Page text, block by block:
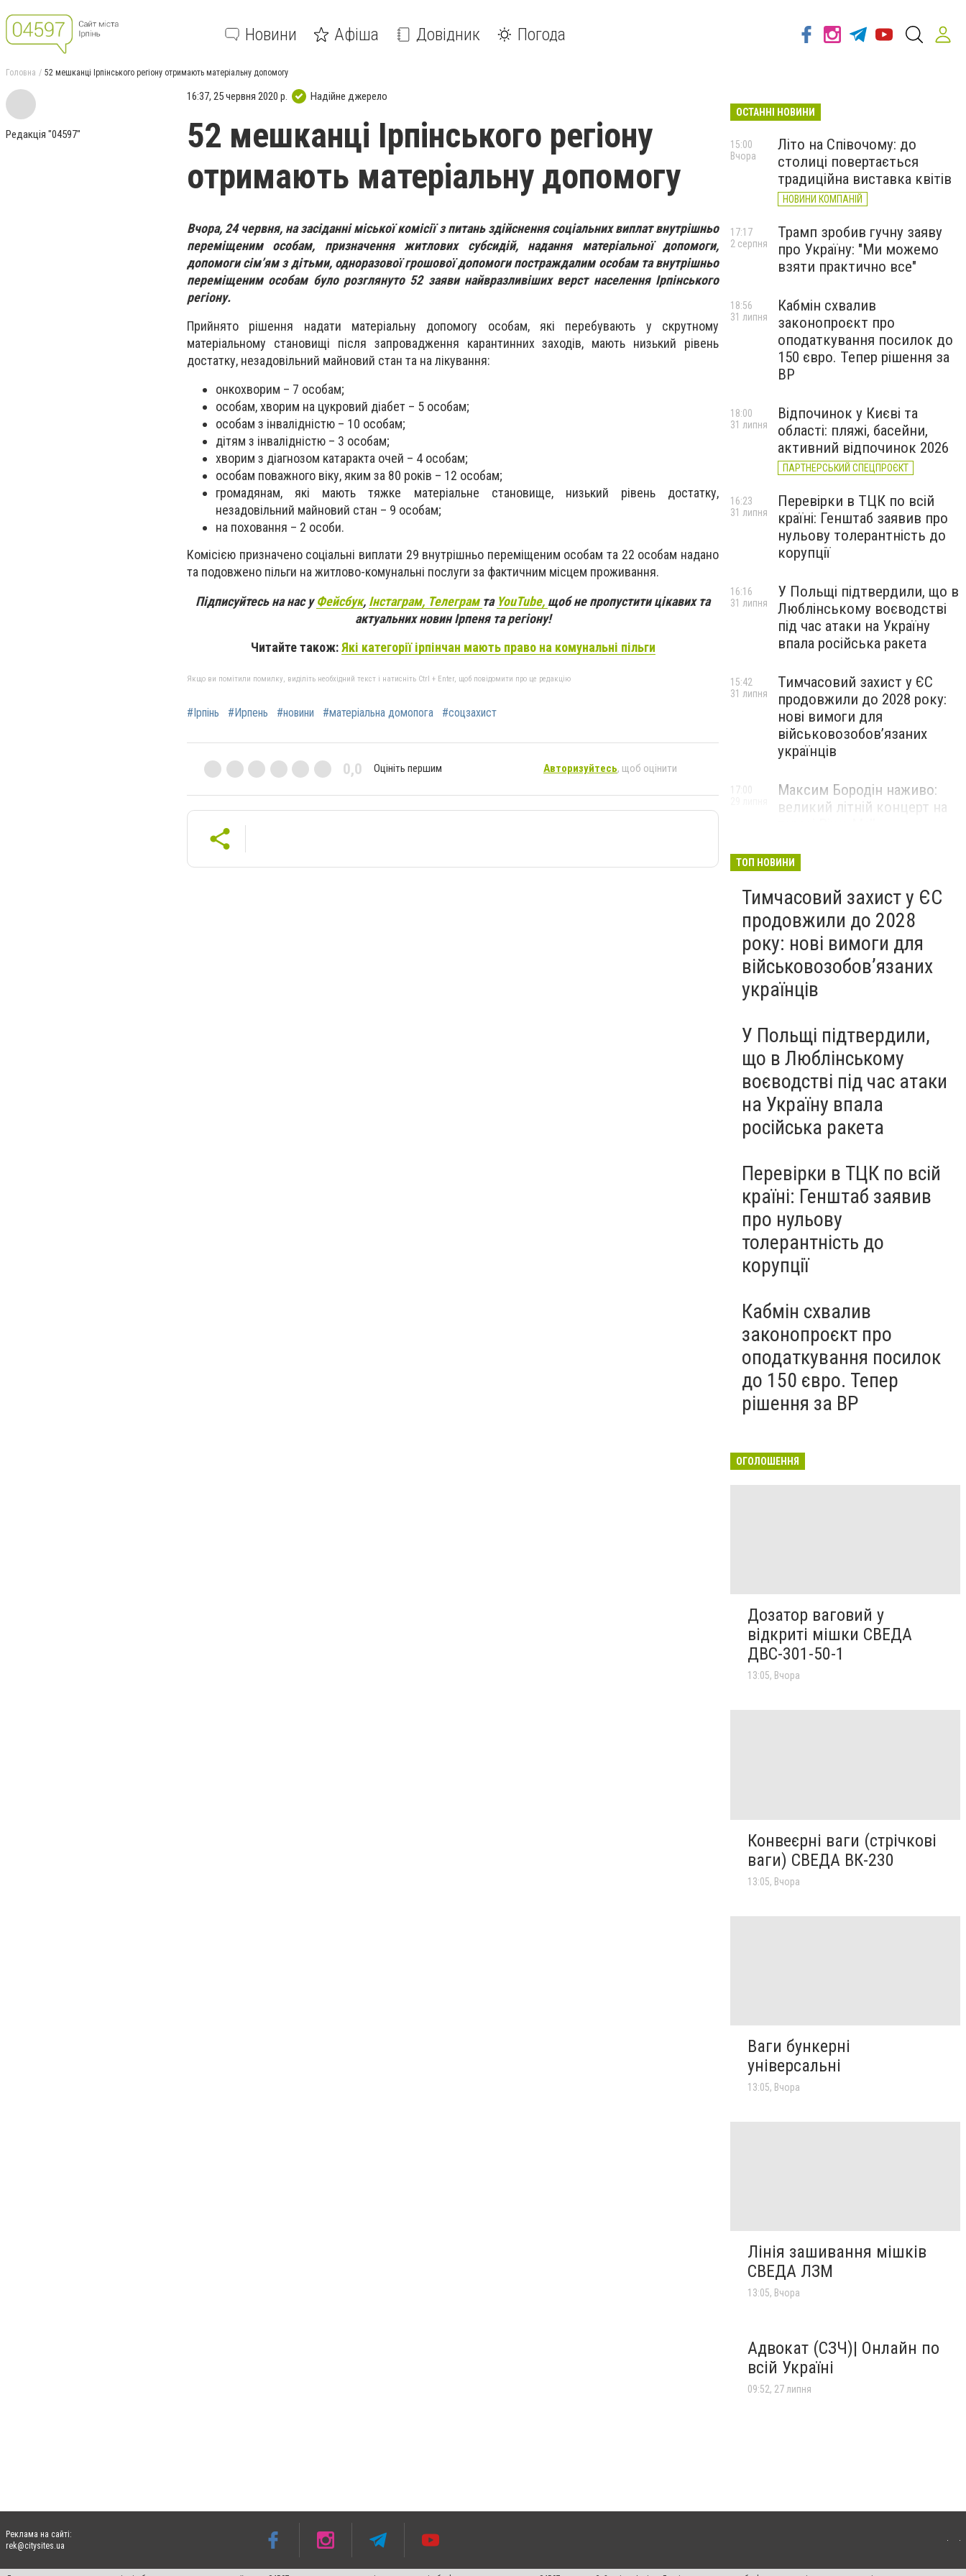
Новини Афіша Довідник Погода
Головна 52 мешканці Ірпінського регіону отримають матеріальну допомогу
Редакція "04597"
16:37, 25 червня 2020 р. Надійне джерело
52 мешканці Ірпінського регіону
отримають матеріальну допомогу
Вчора, 24 червня, на засіданні міської комісії з питань здійснення соціальних виплат внутрішньо
переміщеним особам, призначення житлових субсидій, надання матеріальної допомоги,
допомоги сім’ям з дітьми, одноразової грошової допомоги постраждалим особам та внутрішньо
переміщеним особам було розглянуто 52 заяви найвразливіших верст населення Ірпінського
регіону.
Прийнято рішення надати матеріальну допомогу особам, які перебувають у скрутному
матеріальному становищі після запровадження карантинних заходів, мають низький рівень
достатку, незадовільний майновий стан та на лікування:
онкохворим – 7 особам;
особам, хворим на цукровий діабет – 5 особам;
особам з інвалідністю – 10 особам;
дітям з інвалідністю – 3 особам;
хворим з діагнозом катаракта очей – 4 особам;
особам поважного віку, яким за 80 років – 12 особам;
громадянам, які мають тяжке матеріальне становище, низький рівень достатку,
незадовільний майновий стан – 9 особам;
на поховання – 2 особи.
Комісією призначено соціальні виплати 29 внутрішньо переміщеним особам та 22 особам надано
та подовжено пільги на житлово-комунальні послуги за фактичним місцем проживання.
Підписуйтесь на нас уФейсбук, Інстаграм, Телеграм та YouTube, щоб не пропустити цікавих та
актуальних новин Ірпеня та регіону!
Читайте також:Які категорії ірпінчан мають право на комунальні пільги
Якщо ви помітили помилку, виділіть необхідний текст і натисніть Ctrl + Enter, щоб повідомити про це редакцію
#Ірпінь #Ирпень #новини #матеріальна домопога #соцзахист
0,0 Оцініть першим Авторизуйтесь, щоб оцінити
ОСТАННІ НОВИНИ
Літо на Співочому: до
столиці повертається
традиційна виставка квітів
НОВИНИ КОМПАНІЙ
15:00
Вчора
Трамп зробив гучну заяву
про Україну: "Ми можемо
взяти практично все"
17:17
2 серпня
Кабмін схвалив
законопроєкт про
оподаткування посилок до
150 євро. Тепер рішення за
ВР
18:56
31 липня
Відпочинок у Києві та
області: пляжі, басейни,
активний відпочинок 2026
ПАРТНЕРСЬКИЙ СПЕЦПРОЄКТ
18:00
31 липня
Перевірки в ТЦК по всій
країні: Генштаб заявив про
нульову толерантність до
корупції
16:23
31 липня
У Польщі підтвердили, що в
Люблінському воєводстві
під час атаки на Україну
впала російська ракета
16:16
31 липня
Тимчасовий захист у ЄС
продовжили до 2028 року:
нові вимоги для
військовозобов’язаних
українців
15:42
31 липня
Максим Бородін наживо:
великий літній концерт на
17:00
ТОП НОВИНИ
Тимчасовий захист у ЄС
продовжили до 2028
року: нові вимоги для
військовозобов’язаних
українців
У Польщі підтвердили,
що в Люблінському
воєводстві під час атаки
на Україну впала
російська ракета
Перевірки в ТЦК по всій
країні: Генштаб заявив
про нульову
толерантність до
корупції
Кабмін схвалив
законопроєкт про
оподаткування посилок
до 150 євро. Тепер
рішення за ВР
ОГОЛОШЕННЯ
Дозатор ваговий у
відкриті мішки СВЕДА
ДВС-301-50-1
13:05, Вчора
Конвеєрні ваги (стрічкові
ваги) СВЕДА ВК-230
13:05, Вчора
Ваги бункерні
універсальні
13:05, Вчора
Лінія зашивання мішків
СВЕДА ЛЗМ
13:05, Вчора
Адвокат (СЗЧ)| Онлайн по
всій Україні
09:52, 27 липня
Реклама на сайті:
rek@citysites.ua